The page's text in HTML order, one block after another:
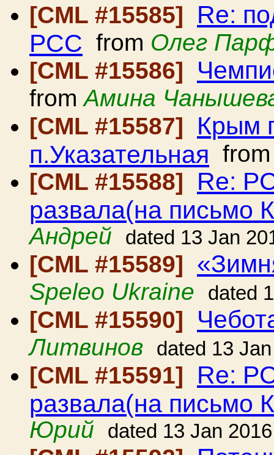
[CML #15585] Re:
РСС from Олег
[CML #15586]
fromАмина
[CML #15587]
Крым
п.Указательная
[CML #15588]
Re:
развала(на письмо
Андрей
dated 13 Jan
[CML #15589]
Speleo Ukraine dated
[CML #15590]
Литвинов dated 13
[CML #15591] Re:
развала(на письмо
Юрий
dated 13 Jan 2016